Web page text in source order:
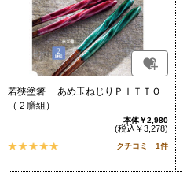
若狭塗箸 あめ玉ねじりＰＩＴＴＯ
（２膳組）
本体￥2,980
(税込￥3,278)
クチコミ 1件